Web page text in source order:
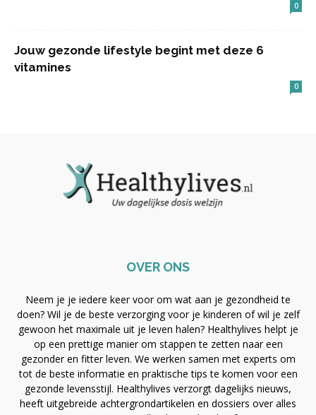
0
Jouw gezonde lifestyle begint met deze 6
vitamines
0
OVER ONS
Neem je je iedere keer voor om wat aan je gezondheid te
doen? Wil je de beste verzorging voor je kinderen of wil je zelf
gewoon het maximale uit je leven halen? Healthylives helpt je
op een prettige manier om stappen te zetten naar een
gezonder en fitter leven. We werken samen met experts om
tot de beste informatie en praktische tips te komen voor een
gezonde levensstijl. Healthylives verzorgt dagelijks nieuws,
heeft uitgebreide achtergrondartikelen en dossiers over alles